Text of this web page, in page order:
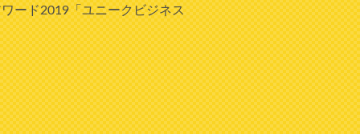
ード2019「ユニークビジネス